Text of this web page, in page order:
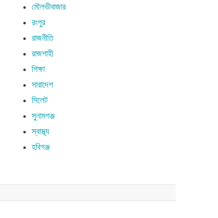
মৌলভীবাজার
রংপুর
রাজনীতি
রাজশাহী
শিক্ষা
সারাদেশ
সিলেট
সুনামগঞ্জ
স্বাস্থ্য
হবিগঞ্জ